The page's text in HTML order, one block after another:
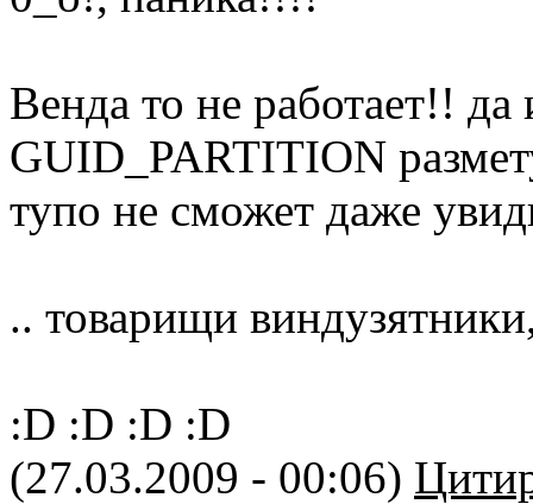
Венда то не работает!!
GUID_PARTITION
тупо не сможет даже
.. товарищи
:D :D :D :D
(27.03.2009 - 00:06)